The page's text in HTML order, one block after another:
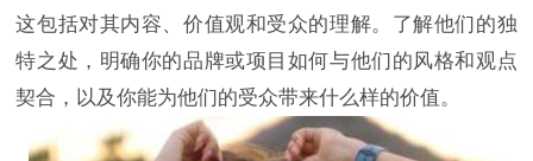
这包括对其内容、价值观和受众的理解。了解他们的独
特之处，明确你的品牌或项目如何与他们的风格和观点
契合，以及你能为他们的受众带来什么样的价值。